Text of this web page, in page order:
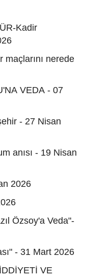
Kadir
nerede
VEDA - 07
- 27 Nisan
anısı - 19 Nisan
2026
Özsoy'a Veda"-
Erzurum Basınının "Feridun Hocası" - 31 Mart 2026
VE